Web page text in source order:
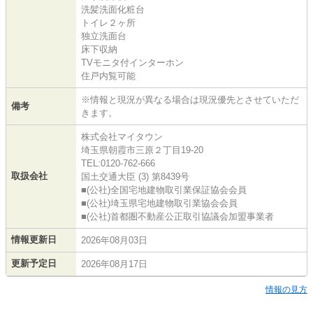
洗髪洗面化粧台
トイレ２ヶ所
独立洗面台
床下収納
TVモニタ付インターホン
住戸内覧可能
備考
※情報と現況が異なる場合は現況優先とさせていただ
きます。
取扱会社
株式会社マイタウン
埼玉県朝霞市三原２丁目19-20
TEL:0120-762-666
国土交通大臣 (3) 第8439号
■(公社)全国宅地建物取引業保証協会会員
■(公社)埼玉県宅地建物取引業協会会員
■(公社)首都圏不動産公正取引協議会加盟事業者
情報更新日 2026年08月03日
更新予定日 2026年08月17日
情報の見方